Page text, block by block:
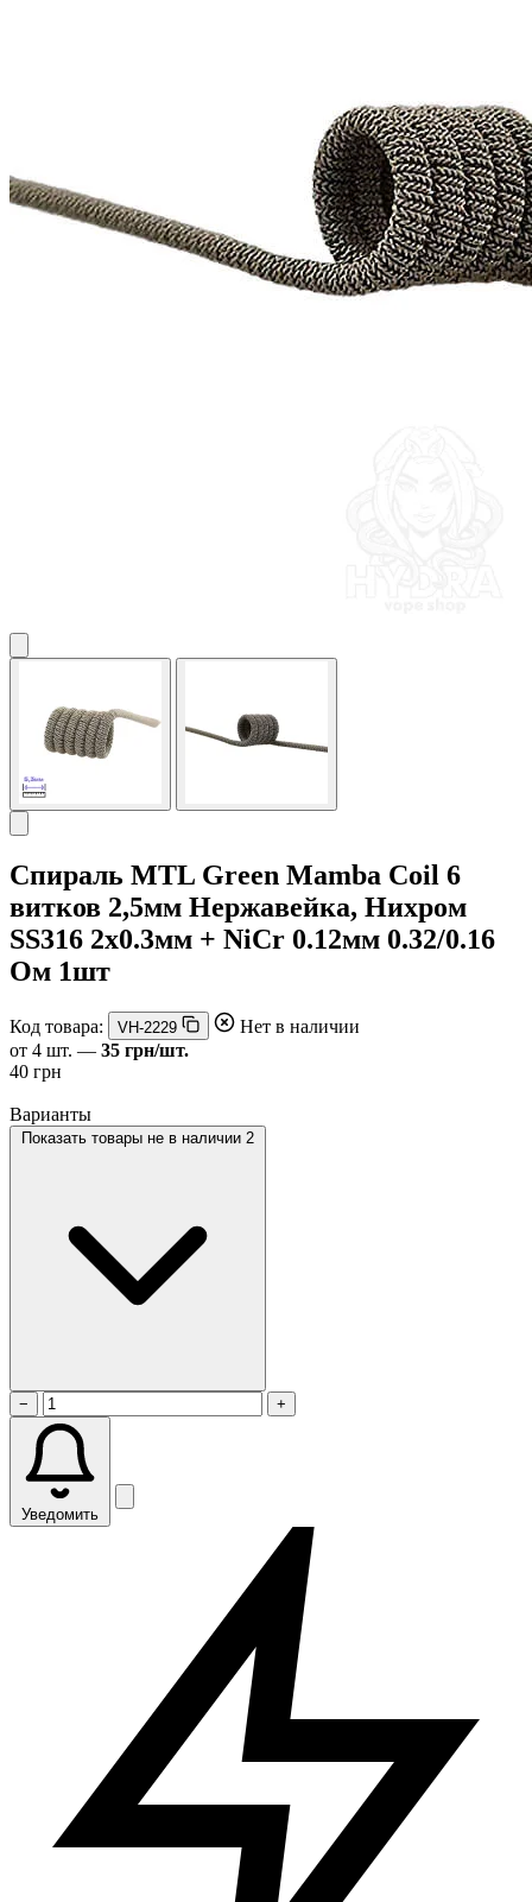
Спираль MTL Green Mamba Coil 6
витков 2,5мм Нержавейка, Нихром
SS316 2x0.3мм + NiCr 0.12мм 0.32/0.16
Ом 1шт
Код товара: VH-2229
Нет в наличии
от 4 шт. — 35 грн/шт.
40 грн
Варианты
Показать товары не в наличии 2
− +
Уведомить